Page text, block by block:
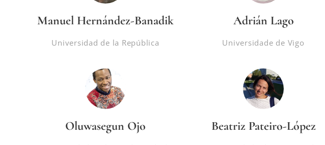
Manuel Hernández-Banadik
Universidad de la República
Adrián Lago
Universidade de Vigo
Oluwasegun Ojo Beatriz Pateiro-López